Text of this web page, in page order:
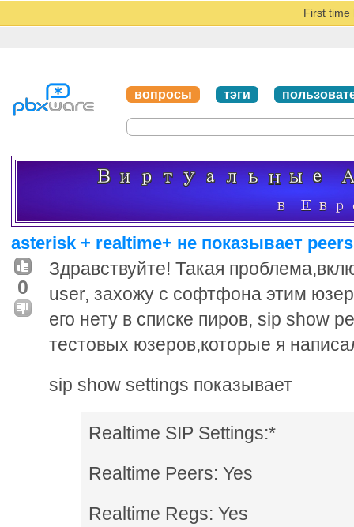
First time
вопросы тэги
asterisk + realtime+ не показывает peers
0
Здравствуйте! Такая
user, захожу с софтфона этим
его нету в списке пиров, sip show
тестовых юзеров,которые я
sip show settings показывает
Realtime SIP Settings:*
Realtime Peers: Yes
Realtime Regs: Yes